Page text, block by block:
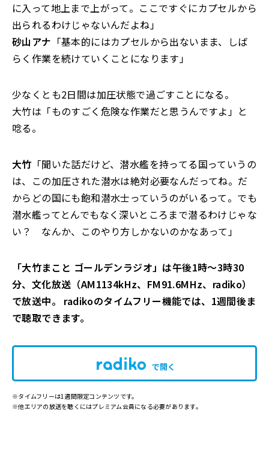
に入って地上まで上がって。ここですぐにカプセルから
出られるわけじゃないんだよね」
砂山アナ 「基本的にはカプセルから出ないまま、しば
らく作業を続けていくことになります」
少なくとも2日間は加圧状態で過ごすことになる。
大竹は「ものすごく危険な作業だと思うんですよ」と
唸る。
大竹 「聞いた話だけど、潜水艦を持ってる国っていうの
は、この加圧された潜水は絶対必要なんだってね。だ
からどの国にも飽和潜水士っていうのがいるって。でも
潜水艦ってとんでもなく深いところまで潜るわけじゃな
い？ なんか、このやり方しかないのかなあって」
「大竹まこと ゴールデンラジオ」は午後1時～3時30
分、文化放送（AM1134kHz、FM91.6MHz、radiko）
で放送中。 radikoのタイムフリー機能では、1週間後ま
で聴取できます。
で開く
※タイムフリーは1週間限定コンテンツです。
※他エリアの放送を聴くにはプレミアム会員になる必要があります。